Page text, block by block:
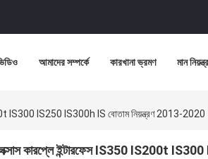
আমাদের সম্পর্কে কারখানা ভ্রমণ মান
IS300 IS250 IS300h IS বোতাম নিয়ন্ত্রণ 2013-2020
কারপ্লে ইন্টারফেস IS350 IS200t